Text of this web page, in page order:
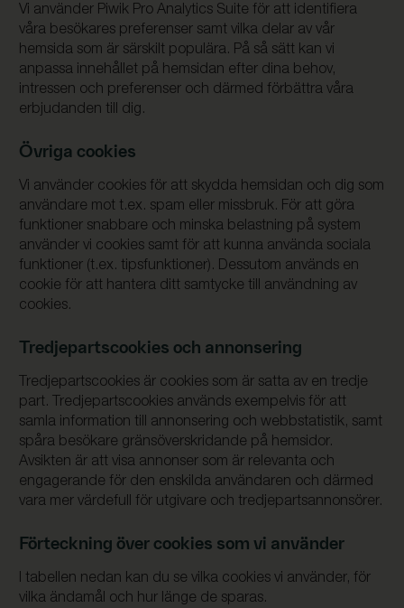
Vi använder Piwik Pro Analytics Suite för att identifiera
våra besökares preferenser samt vilka delar av vår
hemsida som är särskilt populära. På så sätt kan vi
anpassa innehållet på hemsidan efter dina behov,
intressen och preferenser och därmed förbättra våra
erbjudanden till dig.
Övriga cookies
Vi använder cookies för att skydda hemsidan och dig som
användare mot t.ex. spam eller missbruk. För att göra
funktioner snabbare och minska belastning på system
använder vi cookies samt för att kunna använda sociala
funktioner (t.ex. tipsfunktioner). Dessutom används en
cookie för att hantera ditt samtycke till användning av
cookies.
Tredjepartscookies och annonsering
Tredjepartscookies är cookies som är satta av en tredje
part. Tredjepartscookies används exempelvis för att
samla information till annonsering och webbstatistik, samt
spåra besökare gränsöverskridande på hemsidor.
Avsikten är att visa annonser som är relevanta och
engagerande för den enskilda användaren och därmed
vara mer värdefull för utgivare och tredjepartsannonsörer.
Förteckning över cookies som vi använder
I tabellen nedan kan du se vilka cookies vi använder, för
vilka ändamål och hur länge de sparas.